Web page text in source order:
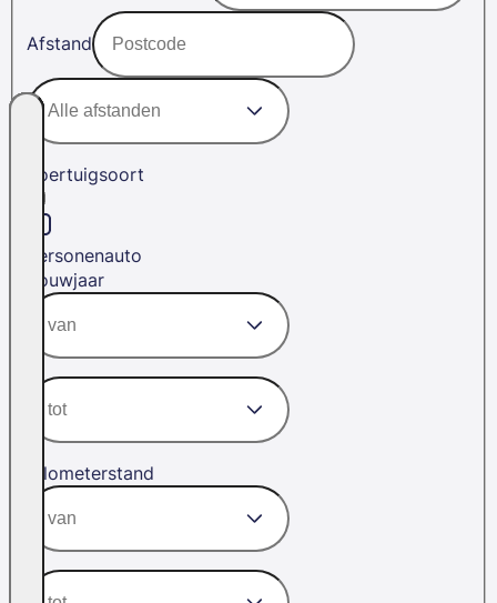
Afstand
Voertuigsoort
Personenauto
Bouwjaar
Kilometerstand